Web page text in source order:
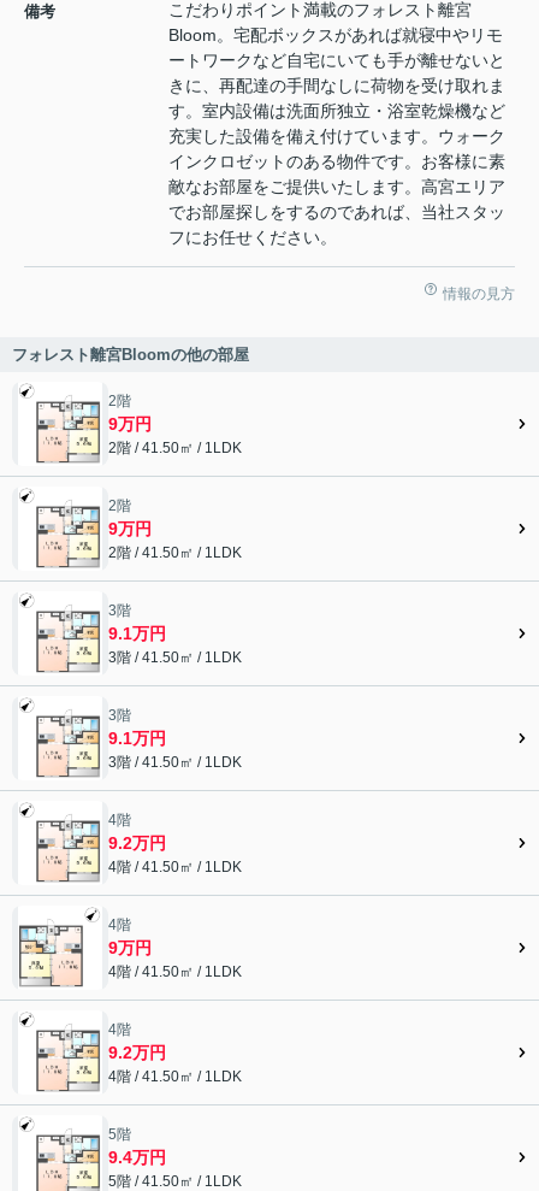
備考
こだわりポイント満載のフォレスト離宮
Bloom。宅配ボックスがあれば就寝中やリモ
ートワークなど自宅にいても手が離せないと
きに、再配達の手間なしに荷物を受け取れま
す。室内設備は洗面所独立・浴室乾燥機など
充実した設備を備え付けています。ウォーク
インクロゼットのある物件です。お客様に素
敵なお部屋をご提供いたします。高宮エリア
でお部屋探しをするのであれば、当社スタッ
フにお任せください。
情報の見方
フォレスト離宮Bloomの他の部屋
2階
9万円
2階 / 41.50㎡ / 1LDK
2階
9万円
2階 / 41.50㎡ / 1LDK
3階
9.1万円
3階 / 41.50㎡ / 1LDK
3階
9.1万円
3階 / 41.50㎡ / 1LDK
4階
9.2万円
4階 / 41.50㎡ / 1LDK
4階
9万円
4階 / 41.50㎡ / 1LDK
4階
9.2万円
4階 / 41.50㎡ / 1LDK
5階
9.4万円
5階 / 41.50㎡ / 1LDK